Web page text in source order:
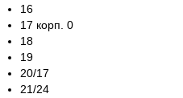
16
17 корп. 0
18
19
20/17
21/24